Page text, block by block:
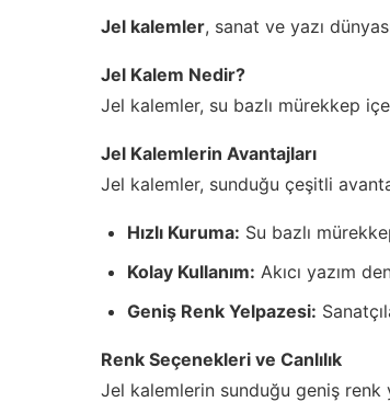
Jel kalemler, sanat ve yazı
Jel Kalem Nedir?
Jel kalemler, su bazlı mürekkep
Jel Kalemlerin Avantajları
Jel kalemler, sunduğu çeşitli
Hızlı Kuruma: Su bazlı
Kolay Kullanım: Akıcı yazım
Geniş Renk Yelpazesi:
Renk Seçenekleri ve Canlılık
Jel kalemlerin sunduğu geniş renk